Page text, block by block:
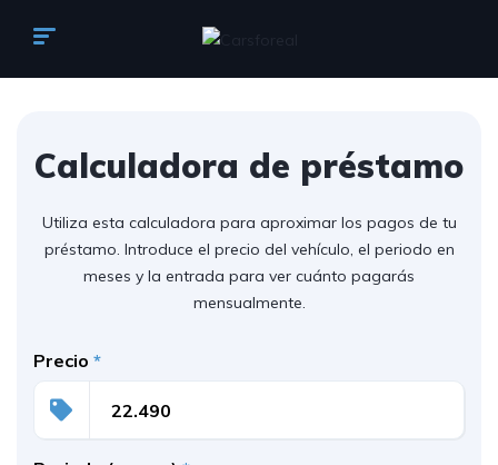
Calculadora de préstamo
Utiliza esta calculadora para aproximar los pagos de tu
préstamo. Introduce el precio del vehículo, el periodo en
meses y la entrada para ver cuánto pagarás
mensualmente.
Precio *